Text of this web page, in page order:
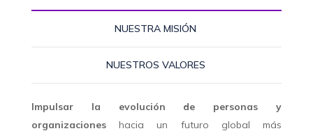
NUESTRA MISIÓN
NUESTROS VALORES
Impulsar la evolución de personas y
organizacioneshacia un futuro global más